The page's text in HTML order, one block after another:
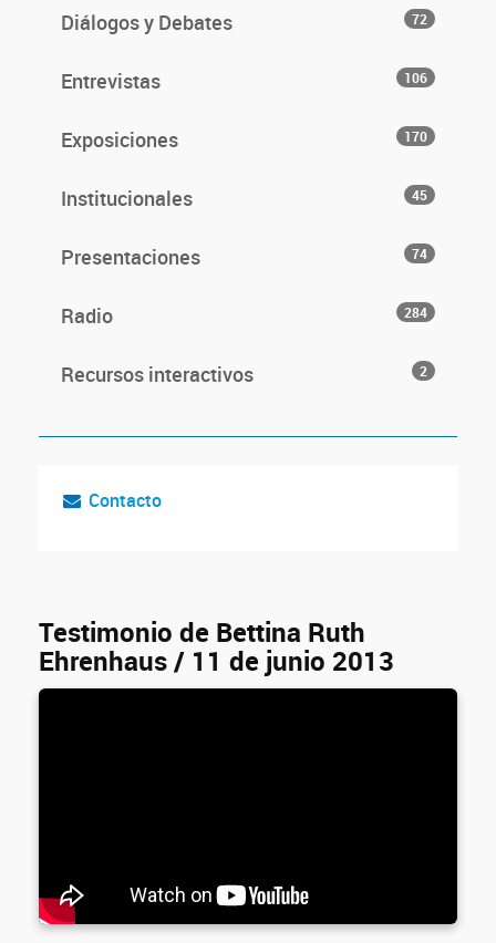
Diálogos y Debates 72
Entrevistas 106
Exposiciones 170
Institucionales 45
Presentaciones 74
Radio 284
Recursos interactivos 2
Contacto
Testimonio de Bettina Ruth
Ehrenhaus / 11 de junio 2013